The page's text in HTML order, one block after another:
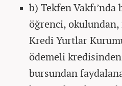
b) Tekfen
öğrenci,
Kredi Yurtlar
ödemeli
bursundan